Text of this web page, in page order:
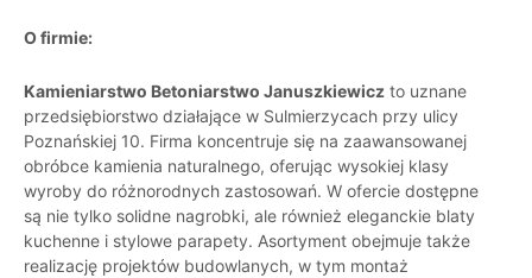
O firmie:
Kamieniarstwo Betoniarstwo Januszkiewicz to uznane
przedsiębiorstwo działające w Sulmierzycach przy ulicy
Poznańskiej 10. Firma koncentruje się na zaawansowanej
obróbce kamienia naturalnego, oferując wysokiej klasy
wyroby do różnorodnych zastosowań. W ofercie dostępne
są nie tylko solidne nagrobki, ale również eleganckie blaty
kuchenne i stylowe parapety. Asortyment obejmuje także
realizację projektów budowlanych, w tym montaż